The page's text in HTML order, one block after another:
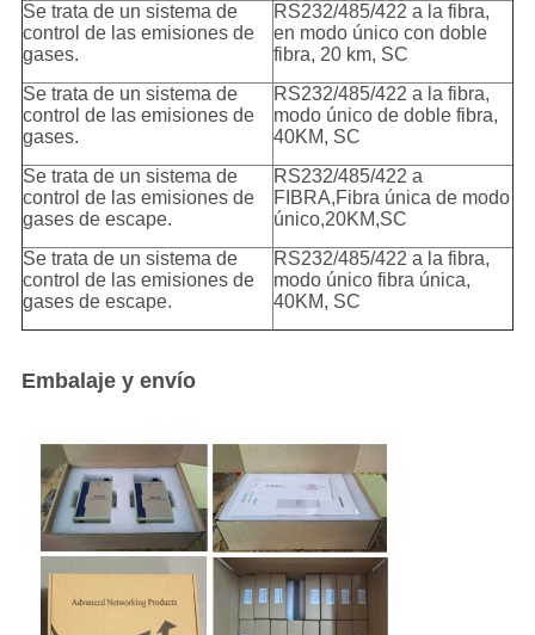
Se trata de un sistema de
control de las emisiones de
gases.
RS232/485/422 a la fibra,
en modo único con doble
fibra, 20 km, SC
Se trata de un sistema de
control de las emisiones de
gases.
RS232/485/422 a la fibra,
modo único de doble fibra,
40KM, SC
Se trata de un sistema de
control de las emisiones de
gases de escape.
RS232/485/422 a
FIBRA,Fibra única de modo
único,20KM,SC
Se trata de un sistema de
control de las emisiones de
gases de escape.
RS232/485/422 a la fibra,
modo único fibra única,
40KM, SC
Embalaje y envío